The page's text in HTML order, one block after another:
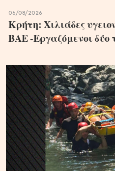
06/08/2026
Κρήτη: Χιλιάδες
ΒΑΕ -Εργαζόμενοι